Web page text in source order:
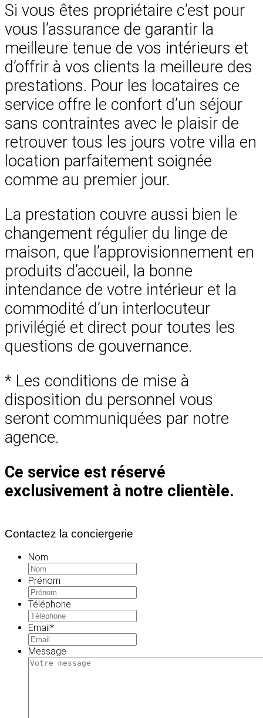
Si vous êtes propriétaire c’est pour
vous l’assurance de garantir la
meilleure tenue de vos intérieurs et
d’offrir à vos clients la meilleure des
prestations. Pour les locataires ce
service offre le confort d’un séjour
sans contraintes avec le plaisir de
retrouver tous les jours votre villa en
location parfaitement soignée
comme au premier jour.
La prestation couvre aussi bien le
changement régulier du linge de
maison, que l’approvisionnement en
produits d’accueil, la bonne
intendance de votre intérieur et la
commodité d’un interlocuteur
privilégié et direct pour toutes les
questions de gouvernance.
* Les conditions de mise à
disposition du personnel vous
seront communiquées par notre
agence.
Ce service est réservé
exclusivement à notre clientèle.
Contactez la conciergerie
Nom
Prénom
Téléphone
Email*
Message